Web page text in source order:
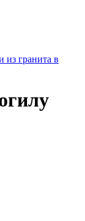
из гранита в